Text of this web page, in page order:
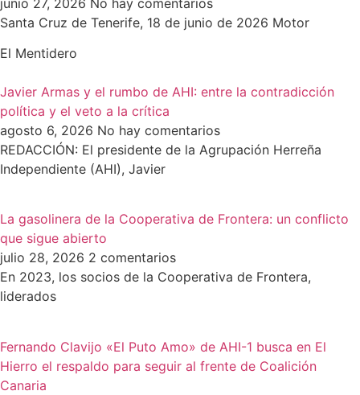
Santa Cruz de Tenerife, 18 de junio de 2026 Motor
El Mentidero
Javier Armas y el rumbo de AHI: entre la contradicción
política y el veto a la crítica
agosto 6, 2026 No hay comentarios
REDACCIÓN: El presidente de la Agrupación Herreña
Independiente (AHI), Javier
La gasolinera de la Cooperativa de Frontera: un conflicto
que sigue abierto
julio 28, 2026 2 comentarios
En 2023, los socios de la Cooperativa de Frontera,
liderados
Fernando Clavijo «El Puto Amo» de AHI-1 busca en El
Hierro el respaldo para seguir al frente de Coalición
Canaria